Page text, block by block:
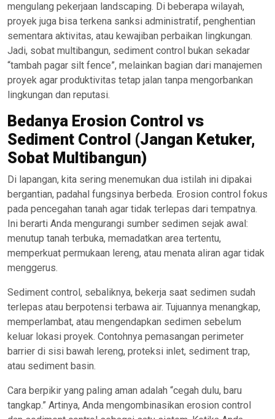
mengulang pekerjaan landscaping. Di beberapa wilayah,
proyek juga bisa terkena sanksi administratif, penghentian
sementara aktivitas, atau kewajiban perbaikan lingkungan.
Jadi, sobat multibangun, sediment control bukan sekadar
“tambah pagar silt fence”, melainkan bagian dari manajemen
proyek agar produktivitas tetap jalan tanpa mengorbankan
lingkungan dan reputasi.
Bedanya Erosion Control vs
Sediment Control (Jangan Ketuker,
Sobat Multibangun)
Di lapangan, kita sering menemukan dua istilah ini dipakai
bergantian, padahal fungsinya berbeda. Erosion control fokus
pada pencegahan tanah agar tidak terlepas dari tempatnya.
Ini berarti Anda mengurangi sumber sedimen sejak awal:
menutup tanah terbuka, memadatkan area tertentu,
memperkuat permukaan lereng, atau menata aliran agar tidak
menggerus.
Sediment control, sebaliknya, bekerja saat sedimen sudah
terlepas atau berpotensi terbawa air. Tujuannya menangkap,
memperlambat, atau mengendapkan sedimen sebelum
keluar lokasi proyek. Contohnya pemasangan perimeter
barrier di sisi bawah lereng, proteksi inlet, sediment trap,
atau sediment basin.
Cara berpikir yang paling aman adalah “cegah dulu, baru
tangkap.” Artinya, Anda mengombinasikan erosion control